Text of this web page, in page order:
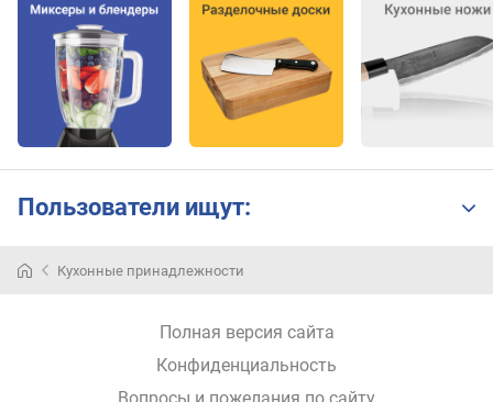
Пользователи ищут:
модельный
Кухонные принадлежности
Полная версия сайта
Конфиденциальность